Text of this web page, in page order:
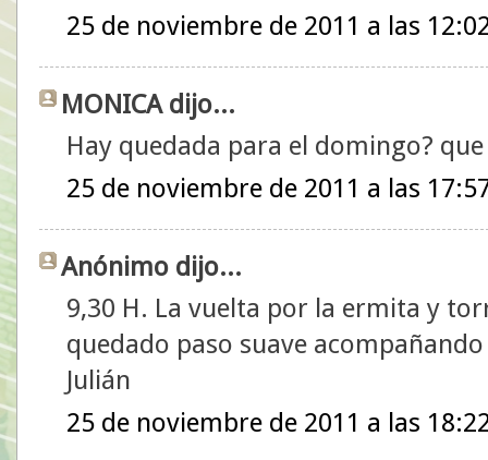
25 de noviembre de 2011 a las
MONICA dijo...
Hay quedada para el domingo?
25 de noviembre de 2011 a las
Anónimo dijo...
9,30 H. La vuelta por la ermita y
quedado paso suave
Julián
25 de noviembre de 2011 a las